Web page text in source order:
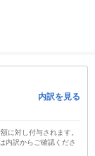
内訳を見る
に対し付与されます。
内訳からご確認くださ